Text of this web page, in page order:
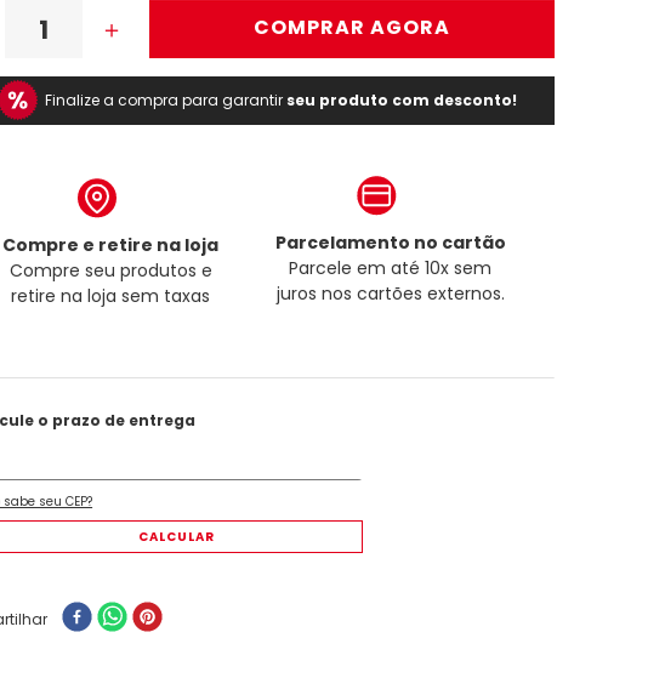
＋ COMPRAR AGORA
Finalize a compra para garantir seu produto com desconto!
Compre e retire na loja
Compre seu produtos e
retire na loja sem taxas
Parcelamento no cartão
Parcele em até 10x sem
juros nos cartões externos.